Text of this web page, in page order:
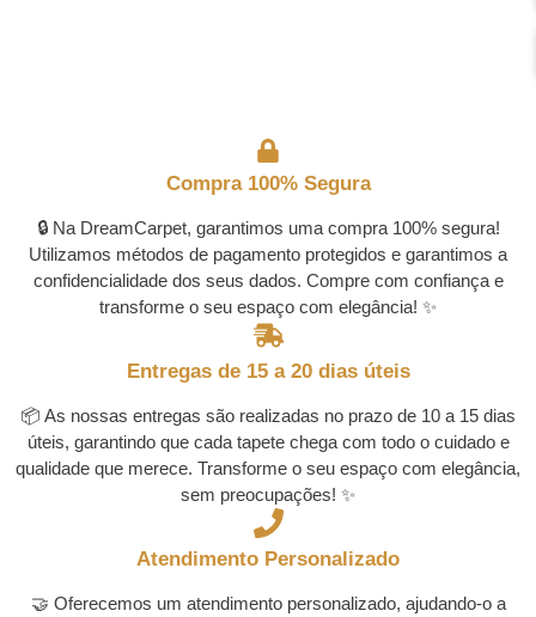
Compra 100% Segura
🔒 Na DreamCarpet, garantimos uma compra 100% segura!
Utilizamos métodos de pagamento protegidos e garantimos a
confidencialidade dos seus dados. Compre com confiança e
transforme o seu espaço com elegância! ✨
Entregas de 15 a 20 dias úteis
📦 As nossas entregas são realizadas no prazo de 10 a 15 dias
úteis, garantindo que cada tapete chega com todo o cuidado e
qualidade que merece. Transforme o seu espaço com elegância,
sem preocupações! ✨
Atendimento Personalizado
🤝 Oferecemos um atendimento personalizado, ajudando-o a